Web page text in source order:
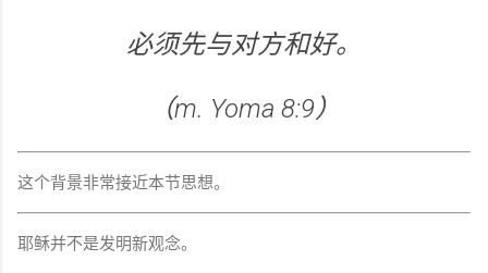
必须先与对方和好。
（m. Yoma 8:9）
这个背景非常接近本节思想。
耶稣并不是发明新观念。